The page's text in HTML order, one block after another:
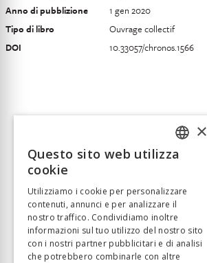
Anno di pubblizione
1 gen 2020
Tipo di libro
Ouvrage collectif
DOI
10.33057/chronos.1566
FRENCH
×
Questo sito web utilizza
cookie
Utilizziamo i cookie per personalizzare
contenuti, annunci e per analizzare il
nostro traffico. Condividiamo inoltre
informazioni sul tuo utilizzo del nostro sito
con i nostri partner pubblicitari e di analisi
che potrebbero combinarle con altre